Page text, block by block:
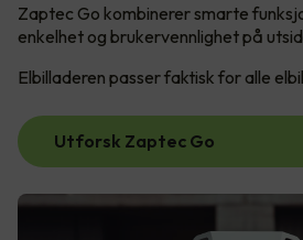
Zaptec Go kombinerer smarte
enkelhet og brukervennlighet på
Elbilladeren passer faktisk for alle
Utforsk Zaptec Go